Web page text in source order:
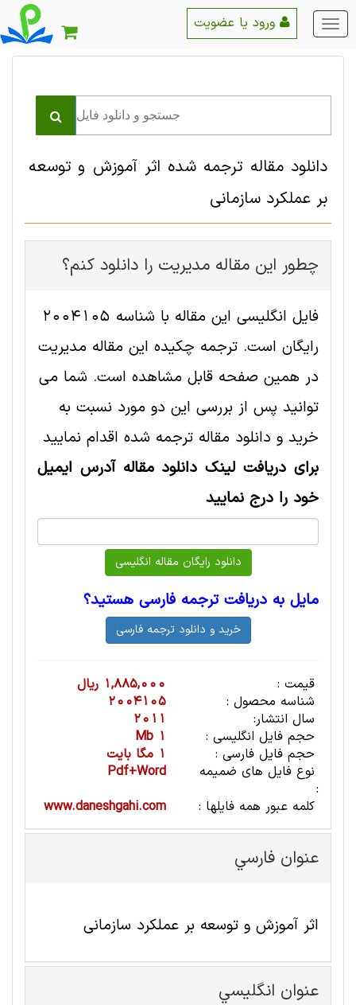
منو
اصلی
دانلود مقاله ترجمه شده اثر آموزش و توسعه
بر عملکرد سازمانی
چطور این مقاله مديريت را دانلود کنم؟
فایل انگلیسی این مقاله با شناسه 2004105
رایگان است. ترجمه چکیده این مقاله مديريت
در همین صفحه قابل مشاهده است. شما می
توانید پس از بررسی این دو مورد نسبت به
خرید و دانلود مقاله ترجمه شده اقدام نمایید
برای دریافت لینک دانلود مقاله آدرس ایمیل
خود را درج نمایید
مایل به دریافت ترجمه فارسی هستید؟
قیمت :
1,885,000 ریال
شناسه محصول :
2004105
سال انتشار:
2011
حجم فایل انگلیسی :
1 Mb
حجم فایل فارسی :
1 مگا بایت
نوع فایل های ضمیمه
:
Pdf+Word
کلمه عبور همه فایلها :
www.daneshgahi.com
عنوان فارسي
اثر آموزش و توسعه بر عملکرد سازمانی
عنوان انگليسي